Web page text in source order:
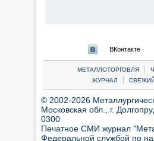
ВКонтакте
МЕТАЛЛОТОРГОВЛЯ |
ЖУРНАЛ
|
© 2002-2026
Московская обл., г.
0300
Печатное СМИ журнал
Федеральной службой по